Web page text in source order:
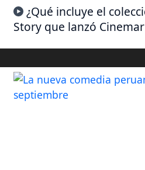
¿Qué incluye el
Story que lanzó